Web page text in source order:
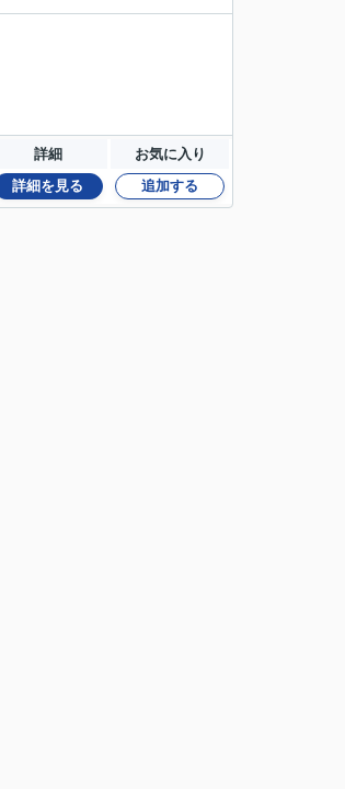
詳細 お気に入り
詳細を見る 追加する